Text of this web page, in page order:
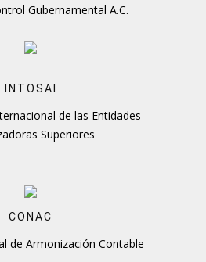
Gubernamental A.C.
INTOSAI
de las Entidades
Superiores
CONAC
de Armonización Contable